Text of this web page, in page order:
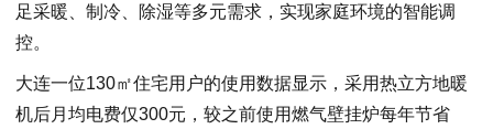
足采暖、制冷、除湿等多元需求，实现家庭环境的智能调
控。
大连一位130㎡住宅用户的使用数据显示，采用热立方地暖
机后月均电费仅300元，较之前使用燃气壁挂炉每年节省